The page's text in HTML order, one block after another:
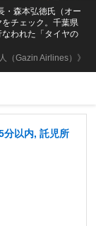
（Gazin Airlines）》
・森本弘徳氏（オー
チェック。千葉県
われた「タイヤの
分以内, 託児所